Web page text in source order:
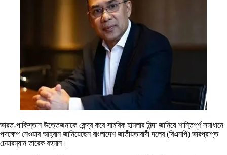
ভারত-পাকিস্তান উত্তেজনাকে কেন্দ্র করে সামরিক হামলার নিন্দা জানিয়ে শান্তিপূর্ণ সমাধানে
পদক্ষেপ নেওয়ার আহ্বান জানিয়েছেন বাংলাদেশ জাতীয়তাবাদী দলের (বিএনপি) ভারপ্রাপ্ত
চেয়ারম্যান তারেক রহমান।